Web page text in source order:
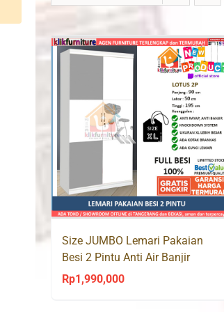
Size JUMBO Lemari Pakaian
Besi 2 Pintu Anti Air Banjir
Rayap LOTUS 2P
Rp1,990,000